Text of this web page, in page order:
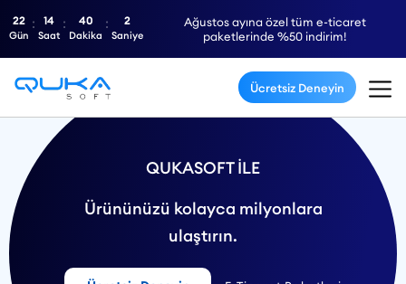
Ağustos ayına özel tüm e-ticaret
paketlerinde %50 indirim!
22
Gün
14
Saat
40
Dakika
1
Saniye
Ücretsiz Deneyin
QUKASOFT İLE
Ürününüzü kolayca milyonlara
ulaştırın.